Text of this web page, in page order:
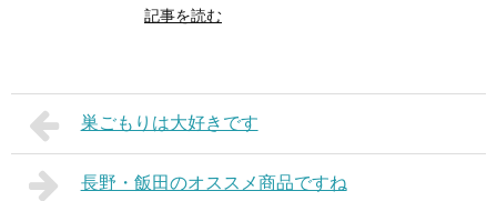
記事を読む
巣ごもりは大好きです
長野・飯田のオススメ商品ですね